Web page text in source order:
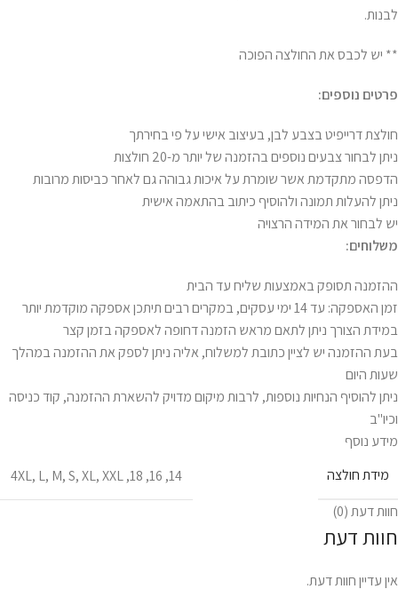
לבנות.
** יש לכבס את החולצה הפוכה
פרטים נוספים:
חולצת דרייפיט בצבע לבן, בעיצוב אישי על פי בחירתך
ניתן לבחור צבעים נוספים בהזמנה של יותר מ-20 חולצות
הדפסה מתקדמת אשר שומרת על איכות גבוהה גם לאחר כביסות מרובות
ניתן להעלות תמונה ולהוסיף כיתוב בהתאמה אישית
יש לבחור את המידה הרצויה
משלוחים:
ההזמנה תסופק באמצעות שליח עד הבית
זמן האספקה: עד 14 ימי עסקים, במקרים רבים תיתכן אספקה מוקדמת יותר
במידת הצורך ניתן לתאם מראש הזמנה דחופה לאספקה בזמן קצר
בעת ההזמנה יש לציין כתובת למשלוח, אליה ניתן לספק את ההזמנה במהלך
שעות היום
ניתן להוסיף הנחיות נוספות, לרבות מיקום מדויק להשארת ההזמנה, קוד כניסה
וכיו"ב
מידע נוסף
מידת חולצה
14
,
16
,
18
,
4XL, L, M,S,XL,XXL
חוות דעת (0)
חוות דעת
אין עדיין חוות דעת.